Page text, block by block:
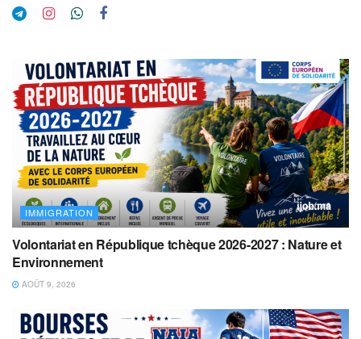
IMMIGRATION
Volontariat en République tchèque 2026-2027 : Nature et
Environnement
AOÛT 9, 2026